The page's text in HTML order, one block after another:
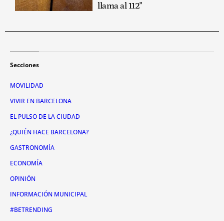
llama al 112"
Secciones
MOVILIDAD
VIVIR EN BARCELONA
EL PULSO DE LA CIUDAD
¿QUIÉN HACE BARCELONA?
GASTRONOMÍA
ECONOMÍA
OPINIÓN
INFORMACIÓN MUNICIPAL
#BETRENDING